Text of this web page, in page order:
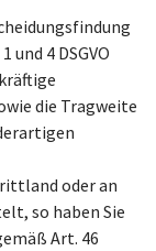
4 DSGVO
die Tragweite
oder an
so haben Sie
Art. 46